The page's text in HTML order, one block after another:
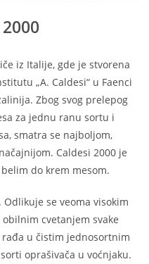
iz Italije, gde je stvorena
„A. Caldesi“ u Faenci
Zbog svog prelepog
za jednu ranu sortu i
smatra se najboljom,
Caldesi 2000 je
do krem mesom.
se veoma visokim
cvetanjem svake
u čistim jednosortnim
oprašivača u voćnjaku.